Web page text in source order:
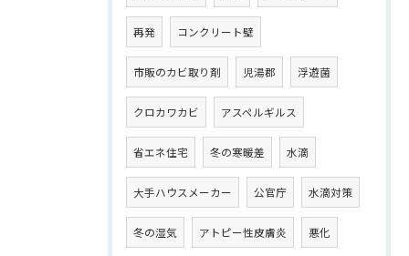
再発 コンクリート壁
市販のカビ取り剤 児湯郡 浮遊菌
クロカワカビ アスペルギルス
省エネ住宅 冬の寒暖差 水滴
大手ハウスメーカー 公官庁 水滴対策
冬の湿気 アトピー性皮膚炎 悪化